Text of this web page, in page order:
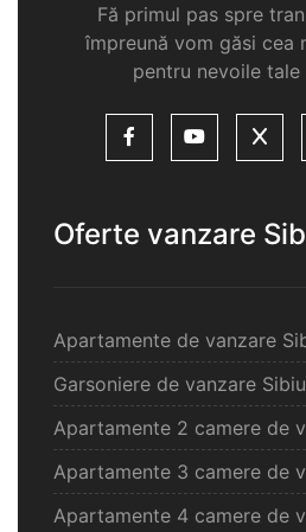
Fă primul pas spre
împreună vom găsi cea
pentru nevoile tale
Oferte vanzare
Apartamente de vanzare
Garsoniere de vanzare Sibiu
Apartamente 2 camere de
Apartamente 3 camere de
Apartamente 4 camere de